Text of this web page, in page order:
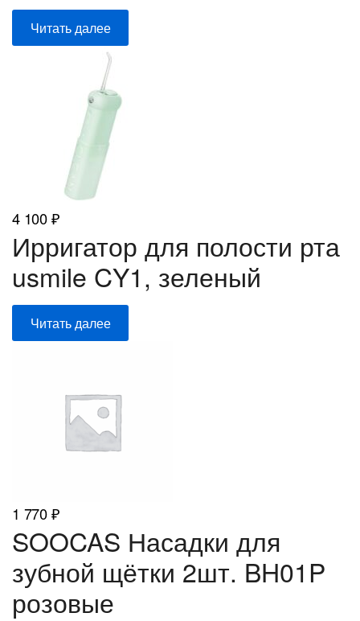
Читать далее
4 100₽
Ирригатор для полости рта
usmile CY1, зеленый
Читать далее
1 770₽
SOOCAS Насадки для
зубной щётки 2шт. BH01P
розовые